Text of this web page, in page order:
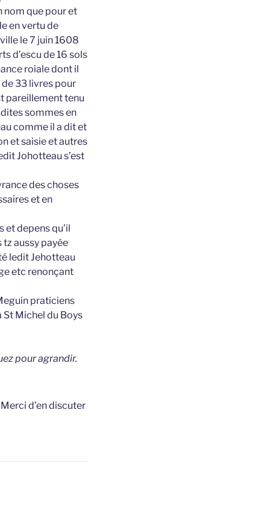
nom que pour et
en vertu de
le 7 juin 1608
d’escu de 16 sols
roiale dont il
33 livres pour
pareillement tenu
sommes en
comme il a dit et
et saisie et autres
Johotteau s’est
des choses
et en
depens qu’il
aussy payée
ledit Jehotteau
etc renonçant
praticiens
Michel du Boys
pour agrandir.
Merci d’en discuter